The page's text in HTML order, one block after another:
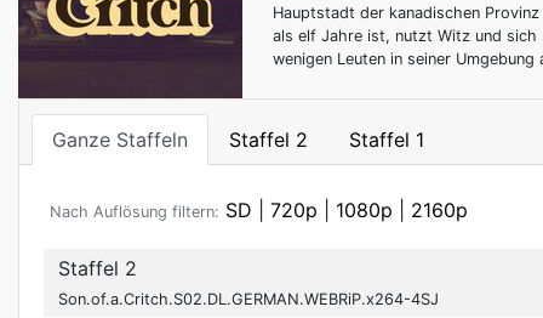
Hauptstadt der kanadischen
als elf Jahre ist, nutzt Witz und sich
wenigen Leuten in seiner Umgebung
Ganze Staffeln Staffel 2 Staffel 1
Nach Auflösung filtern: SD 720p 1080p 2160p
Staffel 2
Son.of.a.Critch.S02.DL.GERMAN.WEBRiP.x264-4SJ